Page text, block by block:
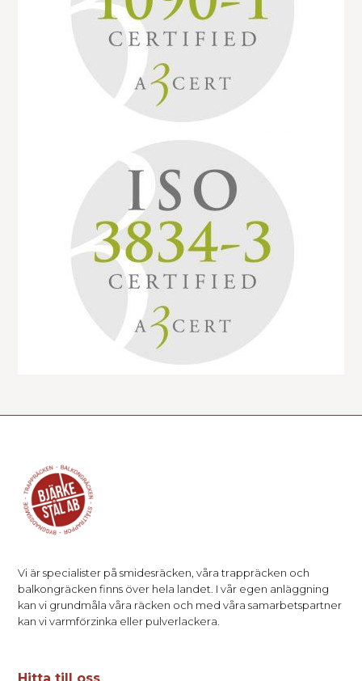
Vi är specialister på smidesräcken, våra trappräcken och
balkongräcken finns över hela landet. I vår egen anläggning
kan vi grundmåla våra räcken och med våra samarbetspartner
kan vi varmförzinka eller pulverlackera.